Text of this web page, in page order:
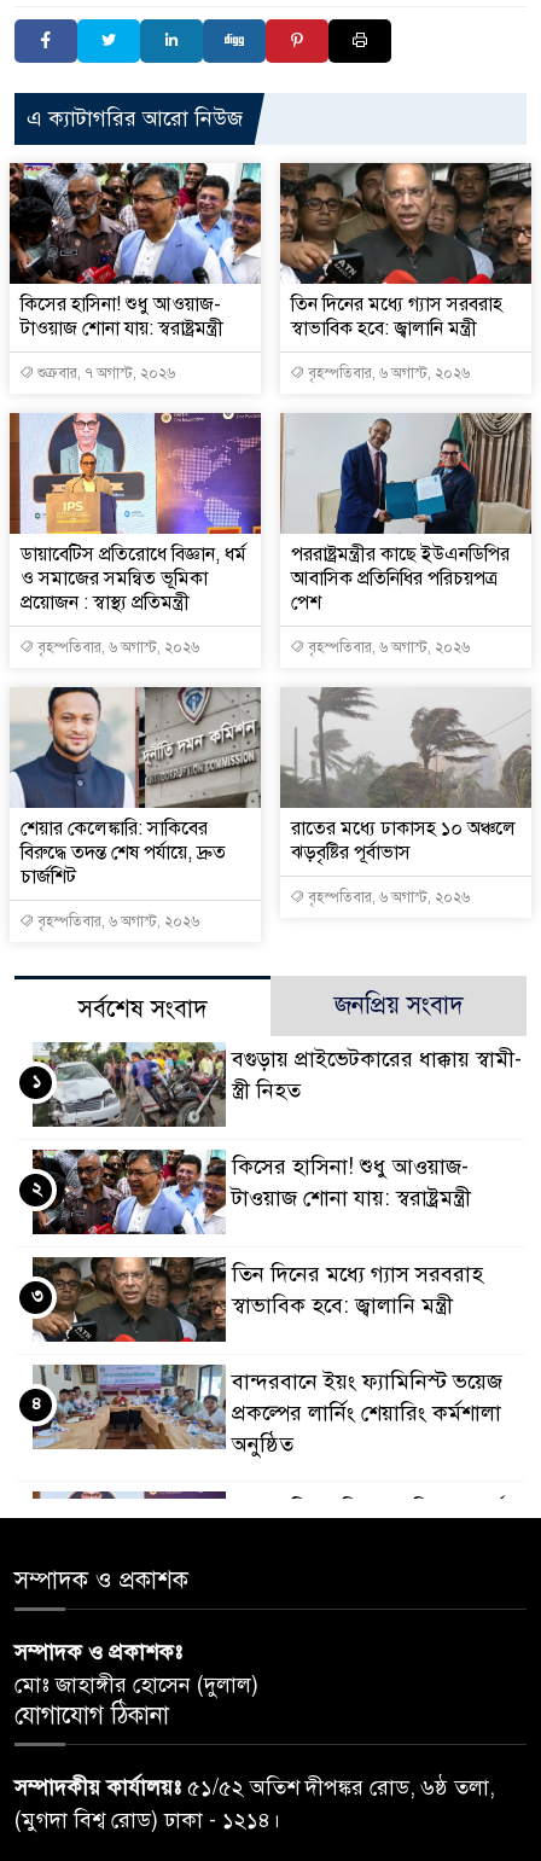
এ ক্যাটাগরির আরো নিউজ
কিসের হাসিনা! শুধু আওয়াজ-
টাওয়াজ শোনা যায়: স্বরাষ্ট্রমন্ত্রী
শুক্রবার, ৭ অগাস্ট, ২০২৬
তিন দিনের মধ্যে গ্যাস সরবরাহ
স্বাভাবিক হবে: জ্বালানি মন্ত্রী
বৃহস্পতিবার, ৬ অগাস্ট, ২০২৬
ডায়াবেটিস প্রতিরোধে বিজ্ঞান, ধর্ম
ও সমাজের সমন্বিত ভূমিকা
প্রয়োজন : স্বাস্থ্য প্রতিমন্ত্রী
বৃহস্পতিবার, ৬ অগাস্ট, ২০২৬
পররাষ্ট্রমন্ত্রীর কা‌ছে ইউএনডিপির
আবাসিক প্রতিনিধির পরিচয়পত্র
পেশ
বৃহস্পতিবার, ৬ অগাস্ট, ২০২৬
শেয়ার কেলেঙ্কারি: সাকিবের
বিরুদ্ধে তদন্ত শেষ পর্যায়ে, দ্রুত
চার্জশিট
বৃহস্পতিবার, ৬ অগাস্ট, ২০২৬
রাতের মধ্যে ঢাকাসহ ১০ অঞ্চলে
ঝড়বৃষ্টির পূর্বাভাস
বৃহস্পতিবার, ৬ অগাস্ট, ২০২৬
সর্বশেষ সংবাদ জনপ্রিয় সংবাদ
বগুড়ায় প্রাইভেটকারের ধাক্কায় স্বামী-
স্ত্রী নিহত
১
কিসের হাসিনা! শুধু আওয়াজ-
টাওয়াজ শোনা যায়: স্বরাষ্ট্রমন্ত্রী
২
তিন দিনের মধ্যে গ্যাস সরবরাহ
স্বাভাবিক হবে: জ্বালানি মন্ত্রী
৩
বান্দরবানে ইয়ং ফ্যামিনিস্ট ভয়েজ
প্রকল্পের লার্নিং শেয়ারিং কর্মশালা
অনুষ্ঠিত
৪
পেশ
৬
তদন্ত শেষ পর্যায়ে, দ্রুত চার্জশিট
৭
সম্পাদক ও প্রকাশক
সম্পাদক ও প্রকাশকঃ
মোঃ জাহাঙ্গীর হোসেন (দুলাল)
যোগাযোগ ঠিকানা
সম্পাদকীয় কার্যালয়ঃ ৫১/৫২ অতিশ দীপঙ্কর রোড, ৬ষ্ঠ তলা,
(মুগদা বিশ্ব রোড) ঢাকা - ১২১৪।